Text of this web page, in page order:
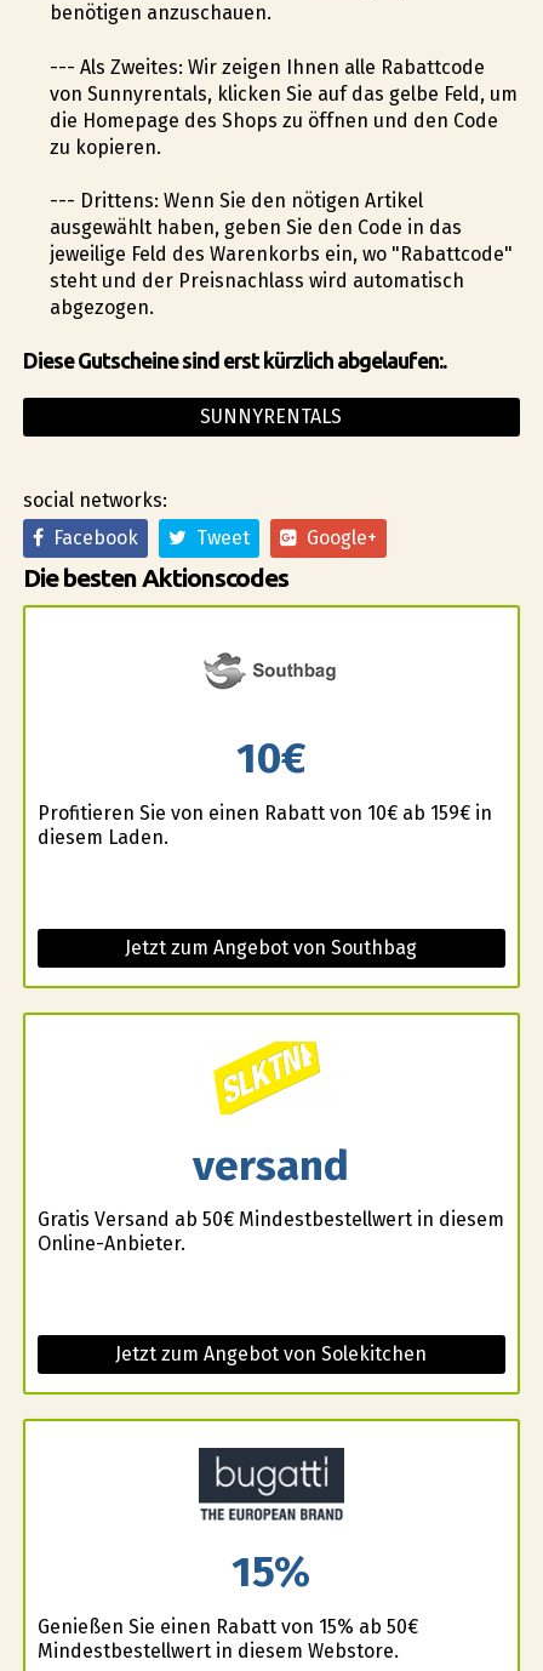
benötigen anzuschauen.
--- Als Zweites: Wir zeigen Ihnen alle Rabattcode
von Sunnyrentals, klicken Sie auf das gelbe Feld, um
die Homepage des Shops zu öffnen und den Code
zu kopieren.
--- Drittens: Wenn Sie den nötigen Artikel
ausgewählt haben, geben Sie den Code in das
jeweilige Feld des Warenkorbs ein, wo "Rabattcode"
steht und der Preisnachlass wird automatisch
abgezogen.
Diese Gutscheine sind erst kürzlich abgelaufen:.
SUNNYRENTALS
social networks:
Facebook
Tweet Google+
Die besten Aktionscodes
10€
Profitieren Sie von einen Rabatt von 10€ ab 159€ in
diesem Laden.
Jetzt zum Angebot von Southbag
versand
Gratis Versand ab 50€ Mindestbestellwert in diesem
Online-Anbieter.
Jetzt zum Angebot von Solekitchen
15%
Genießen Sie einen Rabatt von 15% ab 50€
Mindestbestellwert in diesem Webstore.